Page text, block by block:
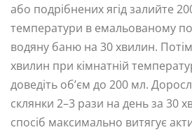
або подрібнених ягід залийте
температури в емальованому
водяну баню на 30 хвилин.
хвилин при кімнатній
доведіть об’єм до 200 мл.
склянки 2–3 рази на день за 30
спосіб максимально витягує